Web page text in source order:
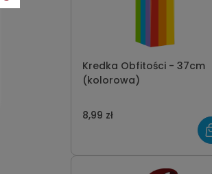
Kredka Obfitości - 37cm
(kolorowa)
8,99 zł